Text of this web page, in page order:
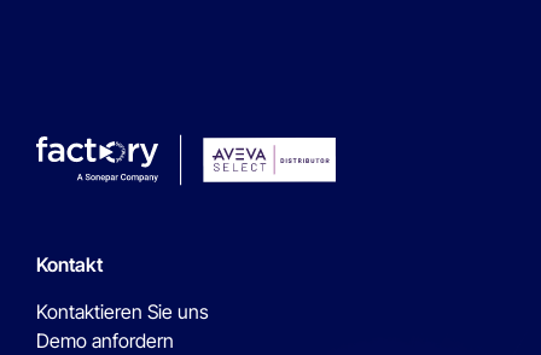
Kontakt
Kontaktieren Sie uns
Demo anfordern